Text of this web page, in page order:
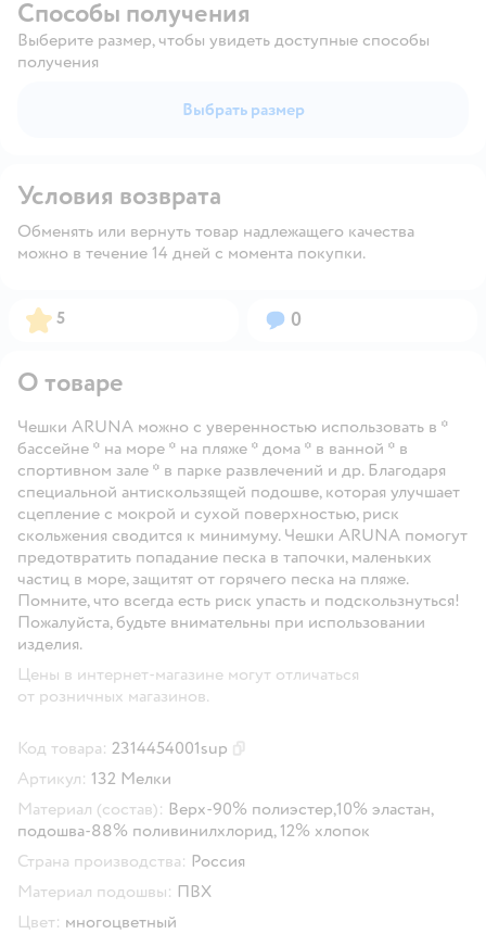
Способы получения
Выберите размер, чтобы увидеть доступные способы
получения
Выбрать размер
Условия возврата
Обменять или вернуть товар надлежащего качества
можно в течение 14 дней с момента покупки.
Рейтинг:
5 Вопросов:
0
О товаре
Чешки ARUNA можно с уверенностью использовать в *
бассейне * на море * на пляже * дома * в ванной * в
спортивном зале * в парке развлечений и др. Благодаря
специальной антискользящей подошве, которая улучшает
сцепление с мокрой и сухой поверхностью, риск
скольжения сводится к минимуму. Чешки ARUNA помогут
предотвратить попадание песка в тапочки, маленьких
частиц в море, защитят от горячего песка на пляже.
Помните, что всегда есть риск упасть и подскользнуться!
Пожалуйста, будьте внимательны при использовании
изделия.
Цены в интернет-магазине могут отличаться
от розничных магазинов.
Код товара: 2314454001sup
Артикул: 132 Мелки
Материал (состав): Верх-90% полиэстер,10% эластан,
подошва-88% поливинилхлорид, 12% хлопок
Страна производства: Россия
Материал подошвы: ПВХ
Цвет: многоцветный